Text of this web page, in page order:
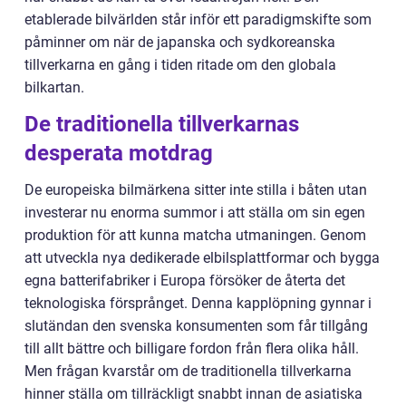
etablerade bilvärlden står inför ett paradigmskifte som
påminner om när de japanska och sydkoreanska
tillverkarna en gång i tiden ritade om den globala
bilkartan.
De traditionella tillverkarnas
desperata motdrag
De europeiska bilmärkena sitter inte stilla i båten utan
investerar nu enorma summor i att ställa om sin egen
produktion för att kunna matcha utmaningen. Genom
att utveckla nya dedikerade elbilsplattformar och bygga
egna batterifabriker i Europa försöker de återta det
teknologiska försprånget. Denna kapplöpning gynnar i
slutändan den svenska konsumenten som får tillgång
till allt bättre och billigare fordon från flera olika håll.
Men frågan kvarstår om de traditionella tillverkarna
hinner ställa om tillräckligt snabbt innan de asiatiska